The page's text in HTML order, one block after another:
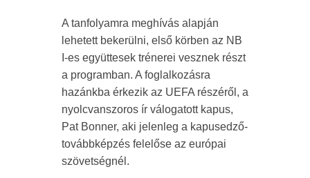
A tanfolyamra meghívás alapján
lehetett bekerülni, első körben az NB
I-es együttesek trénerei vesznek részt
a programban. A foglalkozásra
hazánkba érkezik az UEFA részéről, a
nyolcvanszoros ír válogatott kapus,
Pat Bonner, aki jelenleg a kapusedző-
továbbképzés felelőse az európai
szövetségnél.